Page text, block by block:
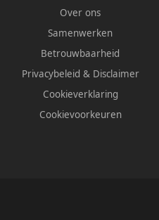
Over ons
Samenwerken
Betrouwbaarheid
Privacybeleid & Disclaimer
Cookieverklaring
Cookievoorkeuren